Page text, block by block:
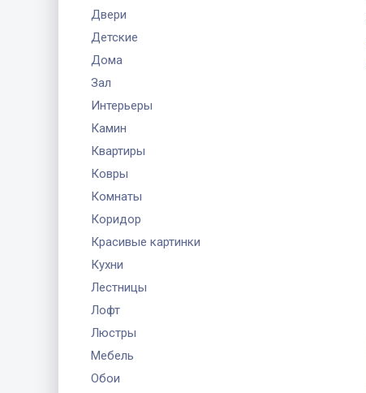
Двери
Детские
Дома
Зал
Интерьеры
Камин
Квартиры
Ковры
Комнаты
Коридор
Красивые картинки
Кухни
Лестницы
Лофт
Люстры
Мебель
Обои